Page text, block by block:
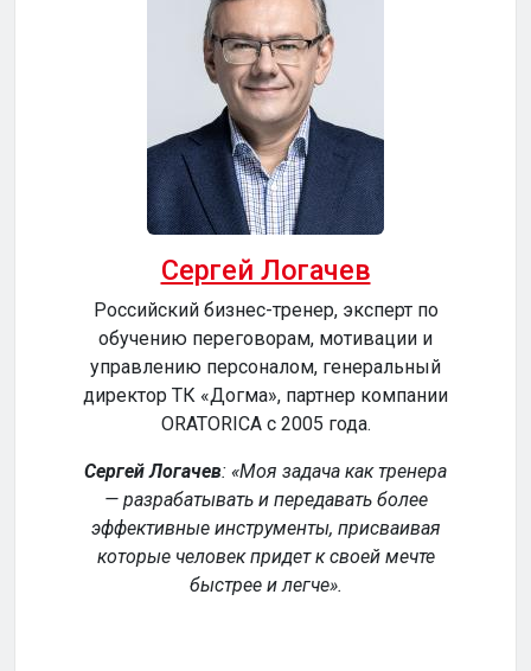
Сергей Логачев
Российский бизнес-тренер, эксперт по
обучению переговорам, мотивации и
управлению персоналом, генеральный
директор ТК «Догма», партнер компании
ORATORICA c 2005 года.
Сергей Логачев: Моя задача как тренера
— разрабатывать и передавать более
эффективные инструменты, присваивая
которые человек придет к своей мечте
быстрее и легче .